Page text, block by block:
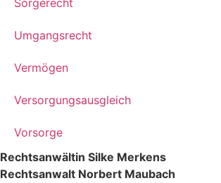
Umgangsrecht
Vermögen
Versorgungsausgleich
Vorsorge
Rechtsanwältin Silke Merkens
Rechtsanwalt Norbert Maubach